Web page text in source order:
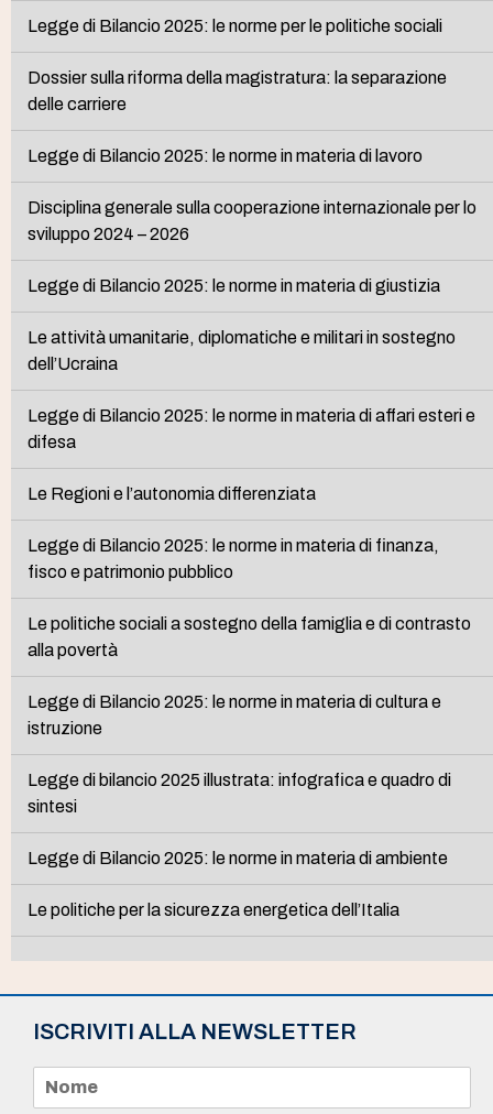
Legge di Bilancio 2025: le norme per le politiche sociali
Dossier sulla riforma della magistratura: la separazione
delle carriere
Legge di Bilancio 2025: le norme in materia di lavoro
Disciplina generale sulla cooperazione internazionale per lo
sviluppo 2024 – 2026
Legge di Bilancio 2025: le norme in materia di giustizia
Le attività umanitarie, diplomatiche e militari in sostegno
dell’Ucraina
Legge di Bilancio 2025: le norme in materia di affari esteri e
difesa
Le Regioni e l’autonomia differenziata
Legge di Bilancio 2025: le norme in materia di finanza,
fisco e patrimonio pubblico
Le politiche sociali a sostegno della famiglia e di contrasto
alla povertà
Legge di Bilancio 2025: le norme in materia di cultura e
istruzione
Legge di bilancio 2025 illustrata: infografica e quadro di
sintesi
Legge di Bilancio 2025: le norme in materia di ambiente
Le politiche per la sicurezza energetica dell’Italia
ISCRIVITI ALLA NEWSLETTER
m